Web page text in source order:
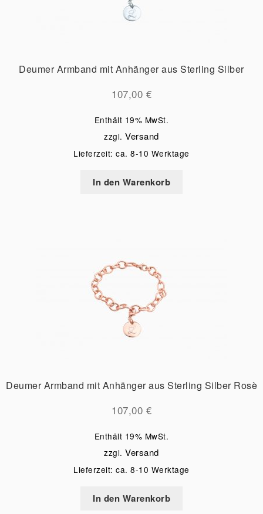
Deumer Armband mit Anhänger aus Sterling Silber
107,00 €
Enthält 19% MwSt.
zzgl.Versand
Lieferzeit: ca. 8-10 Werktage
In den Warenkorb
Deumer Armband mit Anhänger aus Sterling Silber Rosè
107,00 €
Enthält 19% MwSt.
zzgl.Versand
Lieferzeit: ca. 8-10 Werktage
In den Warenkorb